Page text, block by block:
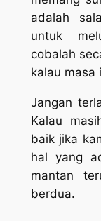
adalah
untuk
cobalah
kalau masa
Jangan
Kalau
baik jika
hal yang
mantan
berdua.